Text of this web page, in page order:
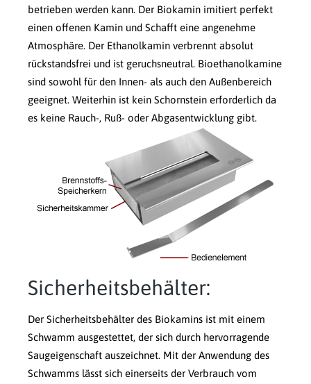
betrieben werden kann. Der Biokamin imitiert perfekt
einen offenen Kamin und Schafft eine angenehme
Atmosphäre. Der Ethanolkamin verbrennt absolut
rückstandsfrei und ist geruchsneutral. Bioethanolkamine
sind sowohl für den Innen- als auch den Außenbereich
geeignet. Weiterhin ist kein Schornstein erforderlich da
es keine Rauch-, Ruß- oder Abgasentwicklung gibt.
Sicherheitsbehälter:
Der Sicherheitsbehälter des Biokamins ist mit einem
Schwamm ausgestettet, der sich durch hervorragende
Saugeigenschaft auszeichnet. Mit der Anwendung des
Schwamms lässt sich einerseits der Verbrauch vom